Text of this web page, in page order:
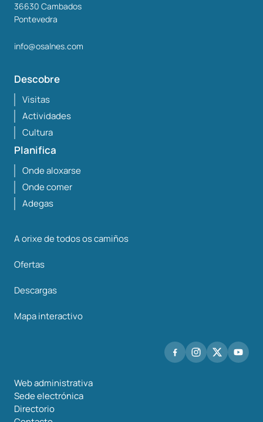
36630 Cambados
Pontevedra
info@osalnes.com
Descobre
Visitas
Actividades
Cultura
Planifica
Onde aloxarse
Onde comer
Adegas
A orixe de todos os camiños
Ofertas
Descargas
Mapa interactivo
Web administrativa
Sede electrónica
Directorio